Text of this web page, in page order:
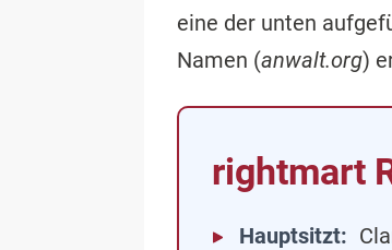
eine der unten
Namen (anwalt.org)
rightmart
Hauptsitzt